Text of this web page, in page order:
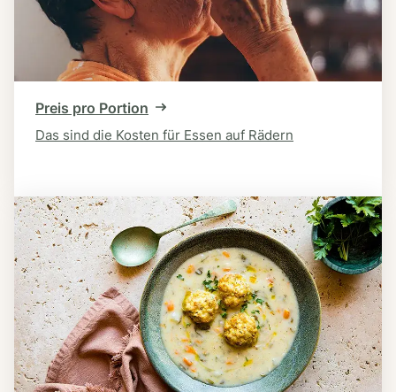
Preis pro Portion
Das sind die Kosten für Essen auf Rädern